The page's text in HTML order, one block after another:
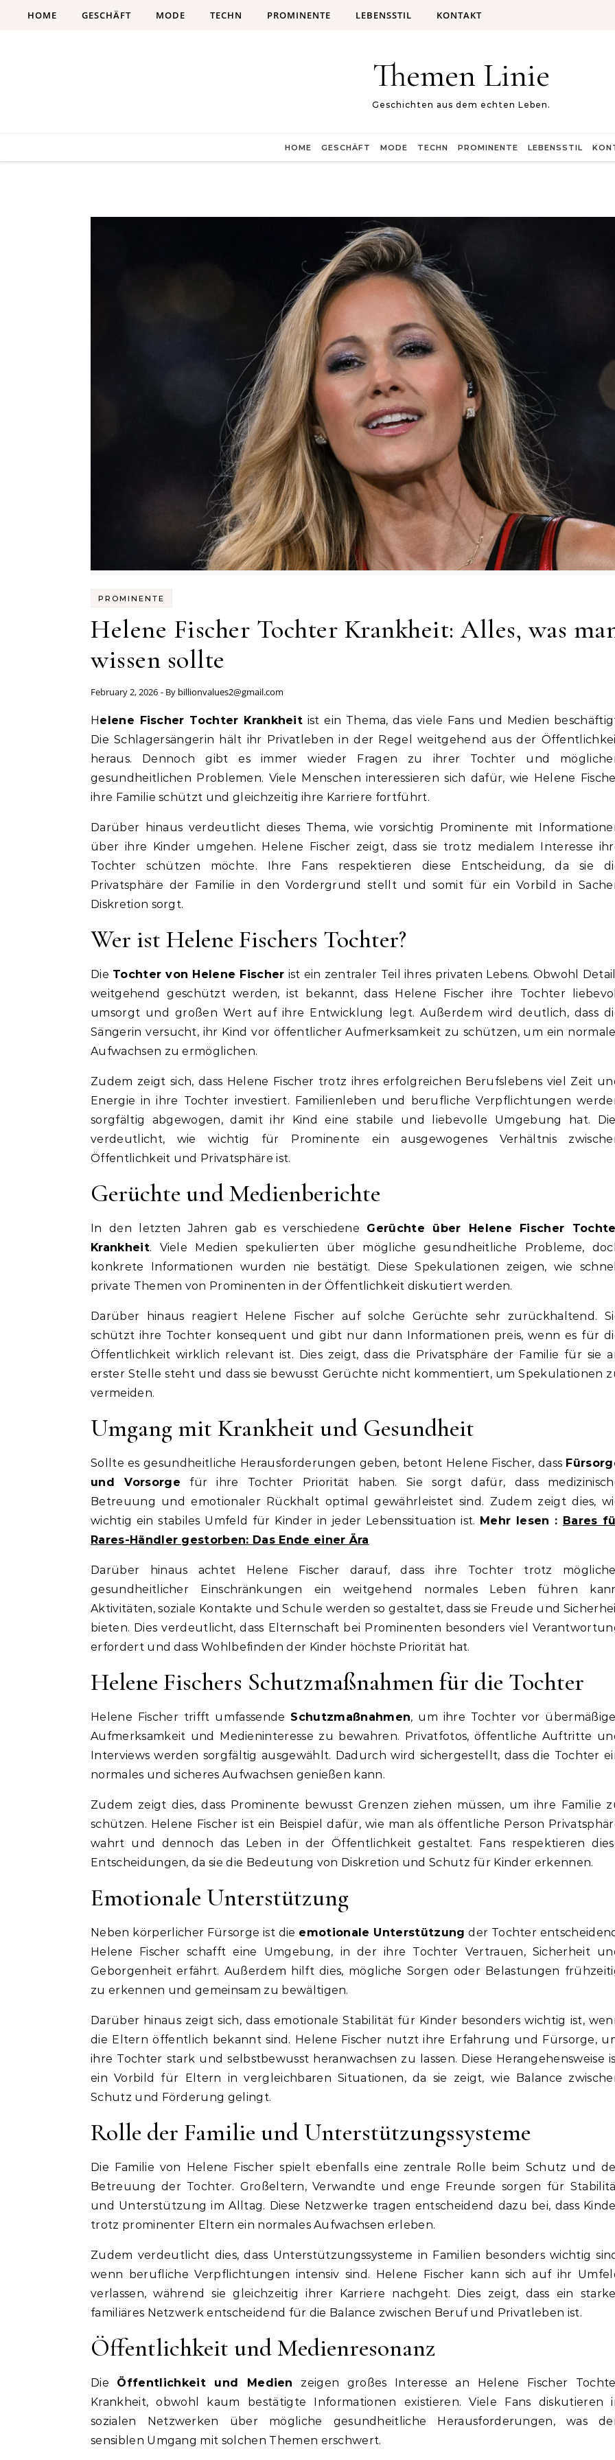
HOME GESCHÄFT MODE TECHN PROMINENTE LEBENSSTIL KONTAKT
Themen Linie
Geschichten aus dem echten Leben.
HOME GESCHÄFT MODE TECHN PROMINENTE LEBENSSTIL
PROMINENTE
Helene Fischer Tochter Krankheit: Alles, was
wissen sollte
February 2, 2026 - By billionvalues2@gmail.com
Helene Fischer Tochter Krankheit ist ein Thema, das viele Fans und Medien
Die Schlagersängerin hält ihr Privatleben in der Regel weitgehend aus der
heraus. Dennoch gibt es immer wieder Fragen zu ihrer Tochter und
gesundheitlichen Problemen. Viele Menschen interessieren sich dafür, wie Helene
ihre Familie schützt und gleichzeitig ihre Karriere fortführt.
Darüber hinaus verdeutlicht dieses Thema, wie vorsichtig Prominente mit
über ihre Kinder umgehen. Helene Fischer zeigt, dass sie trotz medialem Interesse
Tochter schützen möchte. Ihre Fans respektieren diese Entscheidung, da sie
Privatsphäre der Familie in den Vordergrund stellt und somit für ein Vorbild in
Diskretion sorgt.
Wer ist Helene Fischers Tochter?
Die Tochter von Helene Fischer ist ein zentraler Teil ihres privaten Lebens. Obwohl
weitgehend geschützt werden, ist bekannt, dass Helene Fischer ihre Tochter liebevoll
umsorgt und großen Wert auf ihre Entwicklung legt. Außerdem wird deutlich, dass
Sängerin versucht, ihr Kind vor öffentlicher Aufmerksamkeit zu schützen, um ein
Aufwachsen zu ermöglichen.
Zudem zeigt sich, dass Helene Fischer trotz ihres erfolgreichen Berufslebens viel Zeit
Energie in ihre Tochter investiert. Familienleben und berufliche Verpflichtungen
sorgfältig abgewogen, damit ihr Kind eine stabile und liebevolle Umgebung hat.
verdeutlicht, wie wichtig für Prominente ein ausgewogenes Verhältnis
Öffentlichkeit und Privatsphäre ist.
Gerüchte und Medienberichte
In den letzten Jahren gab es verschiedene Gerüchte über Helene Fischer
Krankheit. Viele Medien spekulierten über mögliche gesundheitliche Probleme,
konkrete Informationen wurden nie bestätigt. Diese Spekulationen zeigen, wie schnell
private Themen von Prominenten in der Öffentlichkeit diskutiert werden.
Darüber hinaus reagiert Helene Fischer auf solche Gerüchte sehr zurückhaltend.
schützt ihre Tochter konsequent und gibt nur dann Informationen preis, wenn es für
Öffentlichkeit wirklich relevant ist. Dies zeigt, dass die Privatsphäre der Familie für sie
erster Stelle steht und dass sie bewusst Gerüchte nicht kommentiert, um Spekulationen
vermeiden.
Umgang mit Krankheit und Gesundheit
Sollte es gesundheitliche Herausforderungen geben, betont Helene Fischer, dass
und Vorsorge für ihre Tochter Priorität haben. Sie sorgt dafür, dass
Betreuung und emotionaler Rückhalt optimal gewährleistet sind. Zudem zeigt dies,
wichtig ein stabiles Umfeld für Kinder in jeder Lebenssituation ist. Mehr lesen : Bares
Rares-Händler gestorben: Das Ende einer Ära
Darüber hinaus achtet Helene Fischer darauf, dass ihre Tochter trotz
gesundheitlicher Einschränkungen ein weitgehend normales Leben führen
Aktivitäten, soziale Kontakte und Schule werden so gestaltet, dass sie Freude und
bieten. Dies verdeutlicht, dass Elternschaft bei Prominenten besonders viel
erfordert und dass Wohlbefinden der Kinder höchste Priorität hat.
Helene Fischers Schutzmaßnahmen für die Tochter
Helene Fischer trifft umfassende Schutzmaßnahmen, um ihre Tochter vor
Aufmerksamkeit und Medieninteresse zu bewahren. Privatfotos, öffentliche Auftritte
Interviews werden sorgfältig ausgewählt. Dadurch wird sichergestellt, dass die Tochter
normales und sicheres Aufwachsen genießen kann.
Zudem zeigt dies, dass Prominente bewusst Grenzen ziehen müssen, um ihre Familie
schützen. Helene Fischer ist ein Beispiel dafür, wie man als öffentliche Person
wahrt und dennoch das Leben in der Öffentlichkeit gestaltet. Fans respektieren
Entscheidungen, da sie die Bedeutung von Diskretion und Schutz für Kinder erkennen.
Emotionale Unterstützung
Neben körperlicher Fürsorge ist die emotionale Unterstützung der Tochter
Helene Fischer schafft eine Umgebung, in der ihre Tochter Vertrauen, Sicherheit
Geborgenheit erfährt. Außerdem hilft dies, mögliche Sorgen oder Belastungen
zu erkennen und gemeinsam zu bewältigen.
Darüber hinaus zeigt sich, dass emotionale Stabilität für Kinder besonders wichtig ist,
die Eltern öffentlich bekannt sind. Helene Fischer nutzt ihre Erfahrung und Fürsorge,
ihre Tochter stark und selbstbewusst heranwachsen zu lassen. Diese Herangehensweise
ein Vorbild für Eltern in vergleichbaren Situationen, da sie zeigt, wie Balance
Schutz und Förderung gelingt.
Rolle der Familie und Unterstützungssysteme
Die Familie von Helene Fischer spielt ebenfalls eine zentrale Rolle beim Schutz und
Betreuung der Tochter. Großeltern, Verwandte und enge Freunde sorgen für
und Unterstützung im Alltag. Diese Netzwerke tragen entscheidend dazu bei, dass
trotz prominenter Eltern ein normales Aufwachsen erleben.
Zudem verdeutlicht dies, dass Unterstützungssysteme in Familien besonders wichtig
wenn berufliche Verpflichtungen intensiv sind. Helene Fischer kann sich auf ihr
verlassen, während sie gleichzeitig ihrer Karriere nachgeht. Dies zeigt, dass ein
familiäres Netzwerk entscheidend für die Balance zwischen Beruf und Privatleben ist.
Öffentlichkeit und Medienresonanz
Die Öffentlichkeit und Medien zeigen großes Interesse an Helene Fischer
Krankheit, obwohl kaum bestätigte Informationen existieren. Viele Fans diskutieren
sozialen Netzwerken über mögliche gesundheitliche Herausforderungen, was
sensiblen Umgang mit solchen Themen erschwert.